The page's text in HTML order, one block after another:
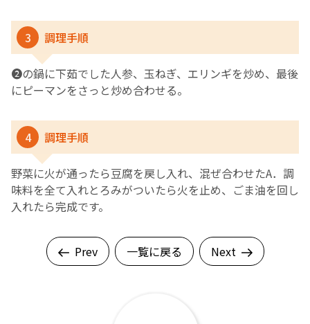
3 調理手順
❷の鍋に下茹でした人参、玉ねぎ、エリンギを炒め、最後
にピーマンをさっと炒め合わせる。
4 調理手順
野菜に火が通ったら豆腐を戻し入れ、混ぜ合わせたA．調
味料を全て入れとろみがついたら火を止め、ごま油を回し
入れたら完成です。
Prev 一覧に戻る Next